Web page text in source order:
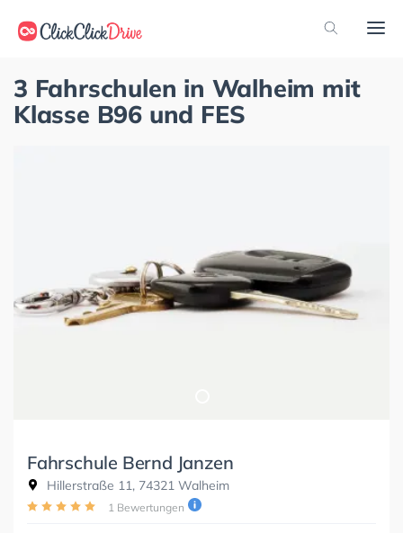
3 Fahrschulen in Walheim mit
Klasse B96 und FES
Fahrschule Bernd Janzen
Hillerstraße 11, 74321 Walheim
1 Bewertungen